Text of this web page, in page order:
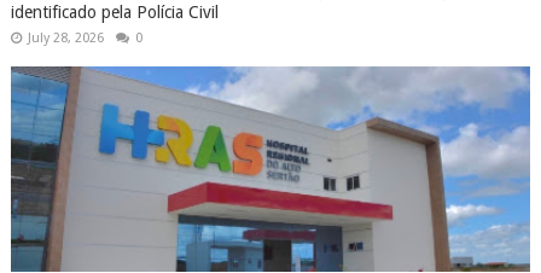
identificado pela Polícia Civil
July 28, 2026 0